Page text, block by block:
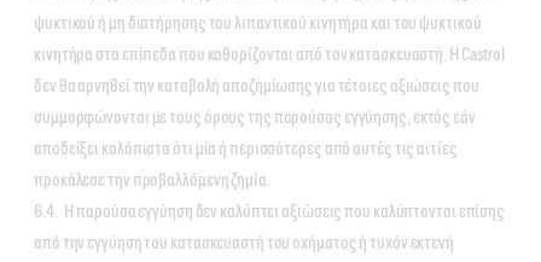
ψυκτικού ή μη διατήρησης του λιπαντικού κινητήρα και του ψυκτικού
κινητήρα στα επίπεδα που καθορίζονται από τον κατασκευαστή. Η Castrol
δεν θα αρνηθεί την καταβολή αποζημίωσης για τέτοιες αξιώσεις που
συμμορφώνονται με τους όρους της παρούσας εγγύησης, εκτός εάν
αποδείξει καλόπιστα ότι μία ή περισσότερες από αυτές τις αιτίες
προκάλεσε την προβαλλόμενη ζημία.
6.4. Η παρούσα εγγύηση δεν καλύπτει αξιώσεις που καλύπτονται επίσης
από την εγγύηση του κατασκευαστή του οχήματος ή τυχόν εκτενή